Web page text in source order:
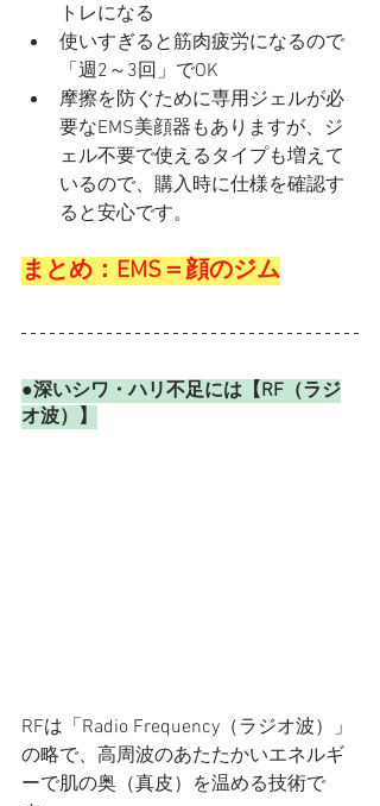
トレになる
使いすぎると筋肉疲労になるので
「週2～3回」でOK
摩擦を防ぐために専用ジェルが必
要なEMS美顔器もありますが、ジ
ェル不要で使えるタイプも増えて
いるので、購入時に仕様を確認す
ると安心です。
まとめ：EMS＝顔のジム
●深いシワ・ハリ不足には【RF（ラジ
オ波）】
RFは「Radio Frequency（ラジオ波）」
の略で、高周波のあたたかいエネルギ
ーで肌の奥（真皮）を温める技術で